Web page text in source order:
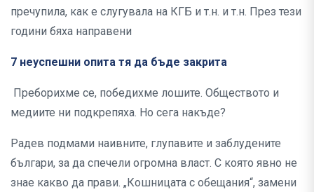
пречупила, как е слугувала на КГБ и т.н. и т.н. През тези
години бяха направени
7 неуспешни опита тя да бъде закрита
Преборихме се, победихме лошите. Обществото и
медиите ни подкрепяха. Но сега накъде?
Радев подмами наивните, глупавите и заблудените
българи, за да спечели огромна власт. С която явно не
знае какво да прави. „Кошницата с обещания“, замени